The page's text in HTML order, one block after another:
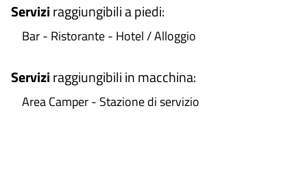
Serviziraggiungibili a piedi:
Bar - Ristorante - Hotel / Alloggio
Serviziraggiungibili in macchina:
Area Camper - Stazione di servizio